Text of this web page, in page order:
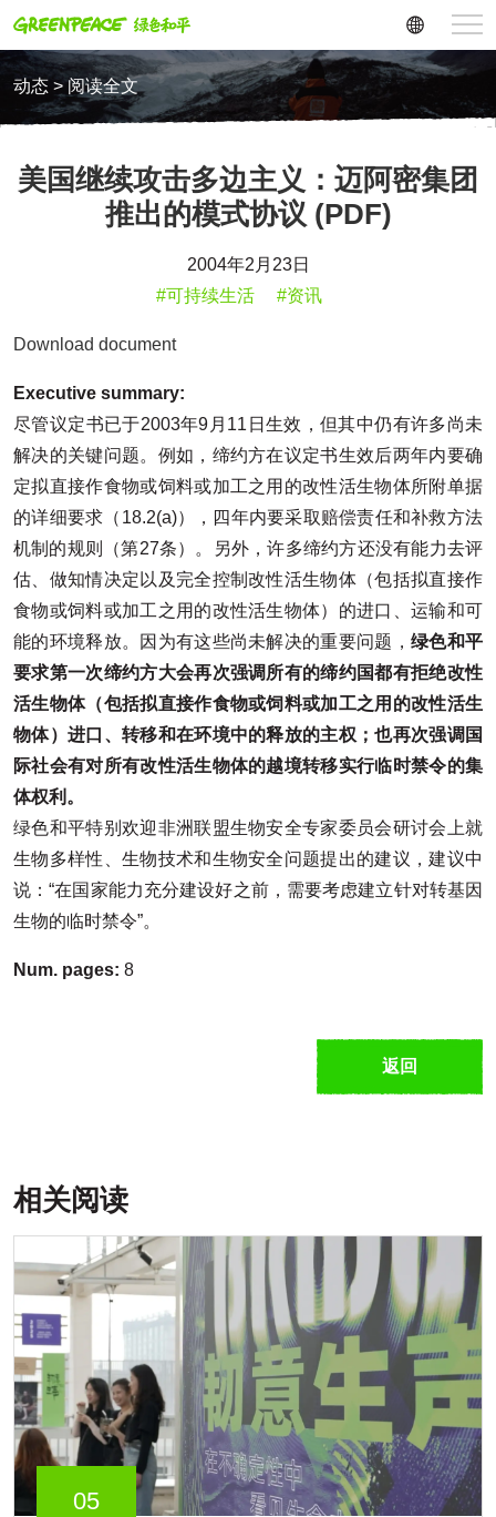
动态 > 阅读全文
美国继续攻击多边主义：迈阿密集团
推出的模式协议 (PDF)
2004年2月23日
#可持续生活
#资讯
Download document
Executive summary:
尽管议定书已于2003年9月11日生效，但其中仍有许多尚未
解决的关键问题。例如，缔约方在议定书生效后两年内要确
定拟直接作食物或饲料或加工之用的改性活生物体所附单据
的详细要求（18.2(a)），四年内要采取赔偿责任和补救方法
机制的规则（第27条）。另外，许多缔约方还没有能力去评
估、做知情决定以及完全控制改性活生物体（包括拟直接作
食物或饲料或加工之用的改性活生物体）的进口、运输和可
能的环境释放。因为有这些尚未解决的重要问题，绿色和平
要求第一次缔约方大会再次强调所有的缔约国都有拒绝改性
活生物体（包括拟直接作食物或饲料或加工之用的改性活生
物体）进口、转移和在环境中的释放的主权；也再次强调国
际社会有对所有改性活生物体的越境转移实行临时禁令的集
体权利。
绿色和平特别欢迎非洲联盟生物安全专家委员会研讨会上就
生物多样性、生物技术和生物安全问题提出的建议，建议中
说：“在国家能力充分建设好之前，需要考虑建立针对转基因
生物的临时禁令”。
Num. pages: 8
返回
相关阅读
05